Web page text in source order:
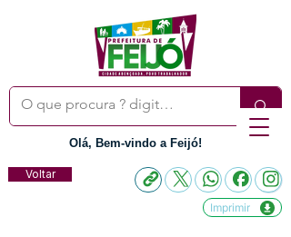
Olá, Bem-vindo a Feijó!
Voltar
Imprimir